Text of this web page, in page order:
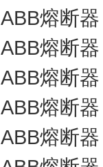
ABB熔断
ABB熔断
ABB熔断
ABB熔断
ABB熔断